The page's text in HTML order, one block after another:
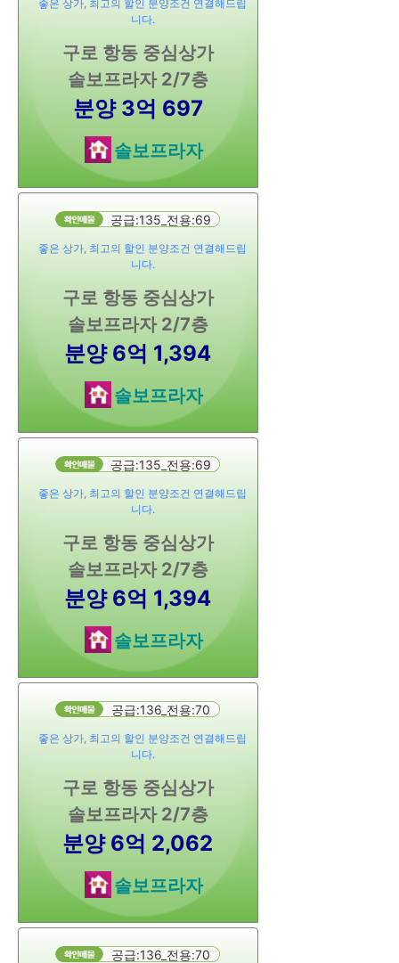
구로 항동 중심상가
솔보프라자 2/7층
분양 3억 697
솔보프라자
좋은 상가, 최고의 할인 분양조건 연결해드립
니다.
구로 항동 중심상가
솔보프라자 2/7층
분양 6억 1,394
솔보프라자
공급:135_전용:69
좋은 상가, 최고의 할인 분양조건 연결해드립
니다.
구로 항동 중심상가
솔보프라자 2/7층
분양 6억 1,394
솔보프라자
공급:135_전용:69
좋은 상가, 최고의 할인 분양조건 연결해드립
니다.
구로 항동 중심상가
솔보프라자 2/7층
분양 6억 2,062
솔보프라자
공급:136_전용:70
좋은 상가, 최고의 할인 분양조건 연결해드립
니다.
공급:136_전용:70